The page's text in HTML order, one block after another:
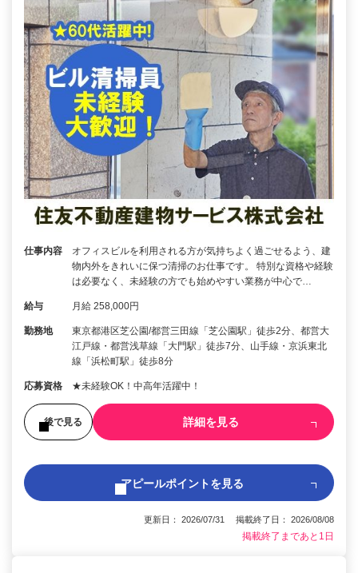
仕事内容
オフィスビルを利用される方が気持ちよく過ごせるよう、建
物内外をきれいに保つ清掃のお仕事です。 特別な資格や経験
は必要なく、未経験の方でも始めやすい業務が中心で…
給与 月給 258,000円
勤務地
東京都港区芝公園/都営三田線「芝公園駅」徒歩2分、都営大
江戸線・都営浅草線「大門駅」徒歩7分、山手線・京浜東北
線「浜松町駅」徒歩8分
応募資格 ★未経験OK！中高年活躍中！
後で見る 詳細を見る
アピールポイントを見る
更新日： 2026/07/31 掲載終了日： 2026/08/08
掲載終了まであと1日